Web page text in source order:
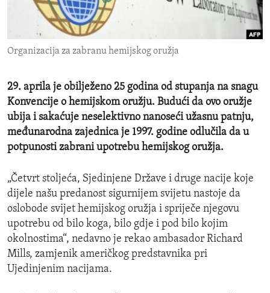
ENVIRONMENT AND HEALTH
IDEALS AND INSTITUTIONS
Organizacija za zabranu hemijskog oružja
29. aprila je obilježeno 25 godina od stupanja na snagu
Konvencije o hemijskom oružju. Budući da ovo oružje
ubija i sakaćuje neselektivno nanoseći užasnu patnju,
međunarodna zajednica je 1997. godine odlučila da u
potpunosti zabrani upotrebu hemijskog oružja.
„Četvrt stoljeća, Sjedinjene Države i druge nacije koje
dijele našu predanost sigurnijem svijetu nastoje da
oslobode svijet hemijskog oružja i spriječe njegovu
upotrebu od bilo koga, bilo gdje i pod bilo kojim
okolnostima“, nedavno je rekao ambasador Richard
Mills, zamjenik američkog predstavnika pri
Ujedinjenim nacijama.